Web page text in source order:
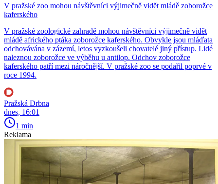
V pražské zoo mohou návštěvníci výjimečně vidět mládě zoborožce
kaferského
V pražské zoologické zahradě mohou návštěvníci výjimečně vidět
mládě afrického ptáka zoborožce kaferského. Obvykle jsou mláďata
odchovávána v zázemí, letos vyzkoušeli chovatelé jiný přístup. Lidé
naleznou zoborožce ve výběhu u antilop. Odchov zoborožce
kaferského patří mezi náročnější. V pražské zoo se podařil poprvé v
roce 1994.
Pražská Drbna
dnes, 16:01
1 min
Reklama